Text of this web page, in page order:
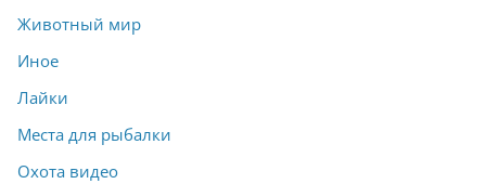
Животный мир
Иное
Лайки
Места для рыбалки
Охота видео